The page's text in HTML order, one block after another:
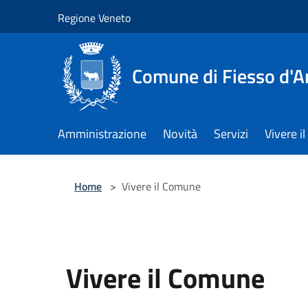
Regione Veneto
Comune di Fiesso
Amministrazione Novità Servizi Vivere
Home > Vivere il Comune
Vivere il Comune